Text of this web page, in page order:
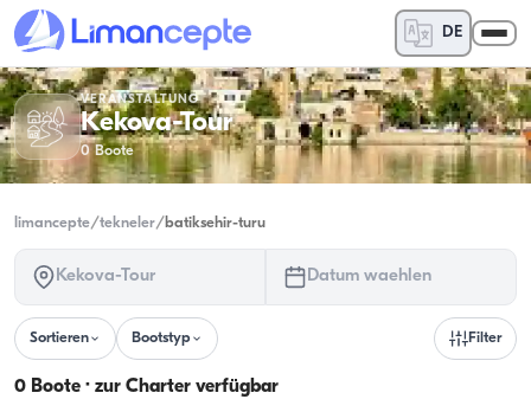
DE
VERANSTALTUNG
Kekova-Tour
0 Boote
limancepte/tekneler/batiksehir-turu
Kekova-Tour Datum waehlen
Sortieren Bootstyp Filter
0 Boote · zur Charter verfügbar